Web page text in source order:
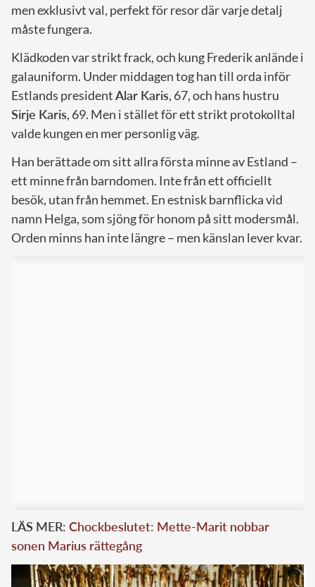
men exklusivt val, perfekt för resor där varje detalj
måste fungera.
Klädkoden var strikt frack, och kung Frederik anlände i
galauniform. Under middagen tog han till orda inför
Estlands presidentAlar Karis, 67, och hans hustru
Sirje Karis, 69. Men i stället för ett strikt protokolltal
valde kungen en mer personlig väg.
Han berättade om sitt allra första minne av Estland –
ett minne från barndomen. Inte från ett officiellt
besök, utan från hemmet. En estnisk barnflicka vid
namn Helga, som sjöng för honom på sitt modersmål.
Orden minns han inte längre – men känslan lever kvar.
LÄS MER: Chockbeslutet: Mette-Marit nobbar
sonen Marius rättegång